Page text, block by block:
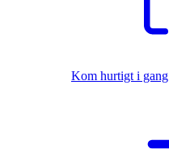
Kom hurtigt i gang